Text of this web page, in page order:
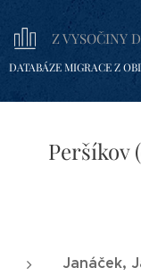
Z VYSOČINY
DATABÁZE MIGRACE Z
Peršíkov
Janáček,